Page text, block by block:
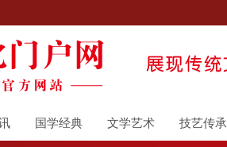
国学经典 文学艺术 技艺传承